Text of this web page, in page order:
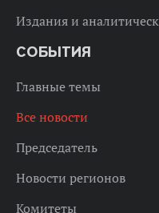
Издания и
СОБЫТИЯ
Главные темы
Все новости
Председатель
Новости регионов
Комитеты